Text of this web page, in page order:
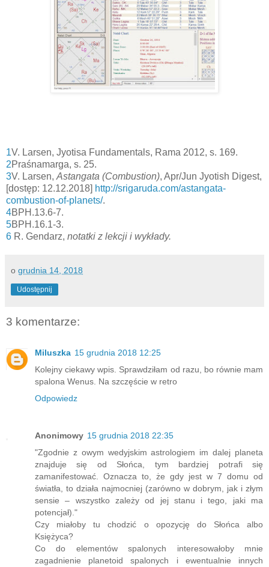
1V. Larsen, Jyotisa Fundamentals, Rama 2012, s. 169.
2Praśnamarga, s. 25.
3V. Larsen, Astangata (Combustion), Apr/Jun Jyotish Digest,
[dostęp: 12.12.2018] http://srigaruda.com/astangata-
combustion-of-planets/.
4BPH.13.6-7.
5BPH.16.1-3.
6 R. Gendarz, notatki z lekcji i wykłady.
o grudnia 14, 2018
Udostępnij
3 komentarze:
Miluszka 15 grudnia 2018 12:25
Kolejny ciekawy wpis. Sprawdziłam od razu, bo równie mam
spalona Wenus. Na szczęście w retro
Odpowiedz
Anonimowy 15 grudnia 2018 22:35
"Zgodnie z owym wedyjskim astrologiem im dalej planeta
znajduje się od Słońca, tym bardziej potrafi się
zamanifestować. Oznacza to, że gdy jest w 7 domu od
światła, to działa najmocniej (zarówno w dobrym, jak i złym
sensie – wszystko zależy od jej stanu i tego, jaki ma
potencjał)."
Czy miałoby tu chodzić o opozycję do Słońca albo
Księżyca?
Co do elementów spalonych interesowałoby mnie
zagadnienie planetoid spalonych i ewentualnie innych